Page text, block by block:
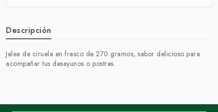
Descripción
Jalea de ciruela en frasco de 270 gramos, sabor delicioso para
acompañar tus desayunos o postres.